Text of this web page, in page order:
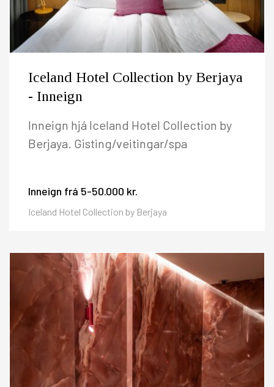
Iceland Hotel Collection by Berjaya
- Inneign
Inneign hjá Iceland Hotel Collection by
Berjaya. Gisting/veitingar/spa
Inneign frá 5-50.000 kr.
Iceland Hotel Collection by Berjaya